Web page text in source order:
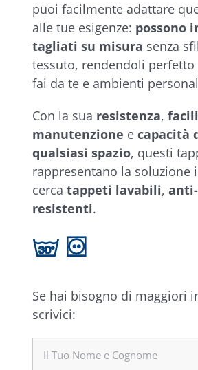
puoi facilmente adattare
alle tue esigenze: possono
tagliati su misura senza
tessuto, rendendoli
fai da te e ambienti
Con la sua resistenza,
manutenzione e capacità
qualsiasi spazio, questi
rappresentano la soluzione
cerca tappeti lavabili,
resistenti.
g W
Se hai bisogno di maggiori
scrivici: